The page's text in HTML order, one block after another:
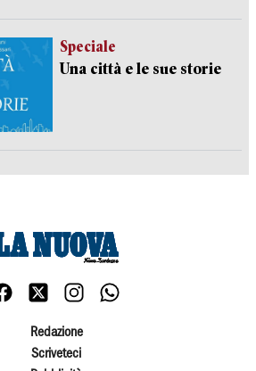
Speciale
Una città e le sue storie
Redazione
Scriveteci